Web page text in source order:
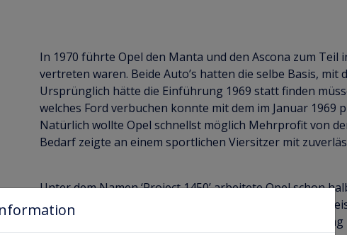
In 1970 führte Opel den Manta und den Ascona zum
vertreten waren. Beide Auto’s hatten die selbe Basis,
Ursprünglich hätte die Einführung 1969 statt finden
welches Ford verbuchen konnte mit dem im Januar 1969
Natürlich wollte Opel schnellst möglich Mehrprofit von
Bedarf zeigte an einem sportlichen Viersitzer mit
Unter dem Namen ‘Project 1450’ arbeitete Opel schon
Ascona welches qua Modell und qua Abmessung und
musste. Wegen dem Erfolg vom Amerkanischen